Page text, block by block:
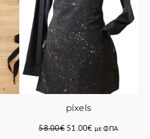
pixels
58.00€ Original
51.00€Ημε ΦΠΑ